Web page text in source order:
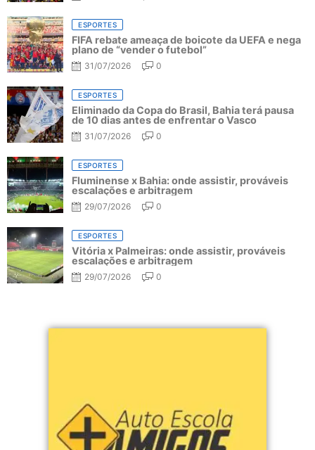
ESPORTES
FIFA rebate ameaça de boicote da UEFA e nega
plano de “vender o futebol”
31/07/2026 0
ESPORTES
Eliminado da Copa do Brasil, Bahia terá pausa
de 10 dias antes de enfrentar o Vasco
31/07/2026 0
ESPORTES
Fluminense x Bahia: onde assistir, prováveis
escalações e arbitragem
29/07/2026 0
ESPORTES
Vitória x Palmeiras: onde assistir, prováveis
escalações e arbitragem
29/07/2026 0